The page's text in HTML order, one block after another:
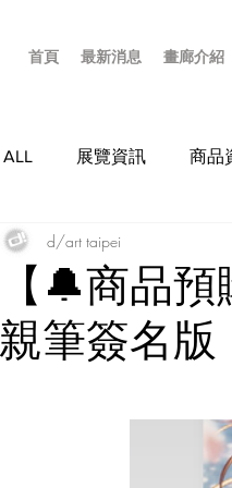
首頁 最新消息 畫廊介紹
ALL 展覽資訊 商品
【🔔商品
親筆簽名版
d/art taipei